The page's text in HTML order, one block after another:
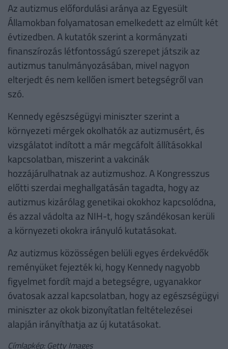
Az autizmus előfordulási aránya az Egyesült
Államokban folyamatosan emelkedett az elmúlt két
évtizedben. A kutatók szerint a kormányzati
finanszírozás létfontosságú szerepet játszik az
autizmus tanulmányozásában, mivel nagyon
elterjedt és nem kellően ismert betegségről van
szó.
Kennedy egészségügyi miniszter szerint a
környezeti mérgek okolhatók az autizmusért, és
vizsgálatot indított a már megcáfolt állításokkal
kapcsolatban, miszerint a vakcinák
hozzájárulhatnak az autizmushoz. A Kongresszus
előtti szerdai meghallgatásán tagadta, hogy az
autizmus kizárólag genetikai okokhoz kapcsolódna,
és azzal vádolta az NIH-t, hogy szándékosan kerüli
a környezeti okokra irányuló kutatásokat.
Az autizmus közösségen belüli egyes érdekvédők
reményüket fejezték ki, hogy Kennedy nagyobb
figyelmet fordít majd a betegségre, ugyanakkor
óvatosak azzal kapcsolatban, hogy az egészségügyi
miniszter az okok bizonyítatlan feltételezései
alapján irányíthatja az új kutatásokat.
Címlapkép: Getty Images